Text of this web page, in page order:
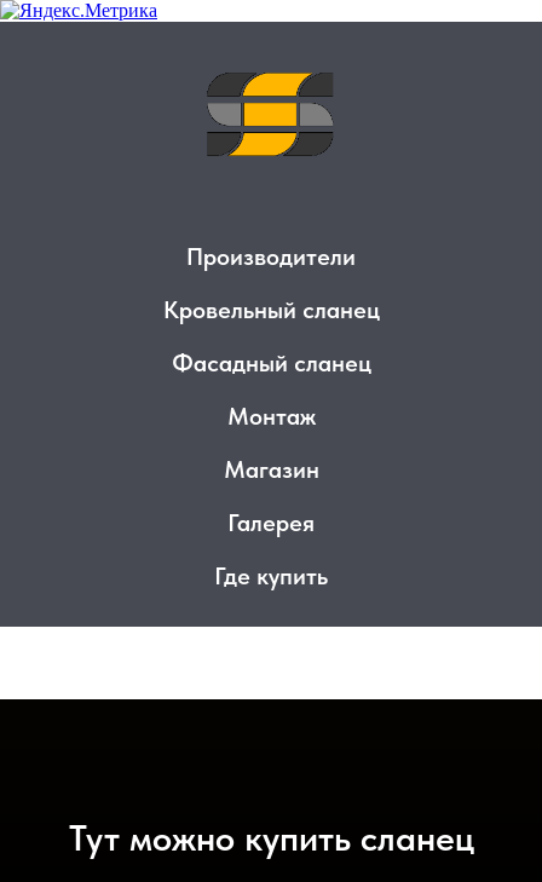
Производители
Кровельный сланец
Фасадный сланец
Монтаж
Магазин
Галерея
Где купить
Тут можно купить сланец